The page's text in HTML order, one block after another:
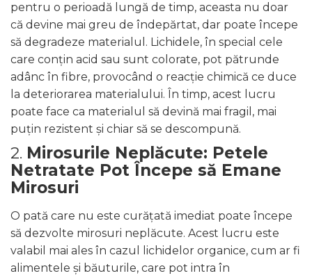
pentru o perioadă lungă de timp, aceasta nu doar
că devine mai greu de îndepărtat, dar poate începe
să degradeze materialul. Lichidele, în special cele
care conțin acid sau sunt colorate, pot pătrunde
adânc în fibre, provocând o reacție chimică ce duce
la deteriorarea materialului. În timp, acest lucru
poate face ca materialul să devină mai fragil, mai
puțin rezistent și chiar să se descompună.
2. Mirosurile Neplăcute: Petele
Netratate Pot Începe să Emane
Mirosuri
O pată care nu este curățată imediat poate începe
să dezvolte mirosuri neplăcute. Acest lucru este
valabil mai ales în cazul lichidelor organice, cum ar fi
alimentele și băuturile, care pot intra în